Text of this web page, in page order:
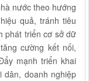
nước theo hướng
quả, tránh tiêu
phát triển cơ sở dữ
cường kết nối,
mạnh triển khai
dân, doanh nghiệp